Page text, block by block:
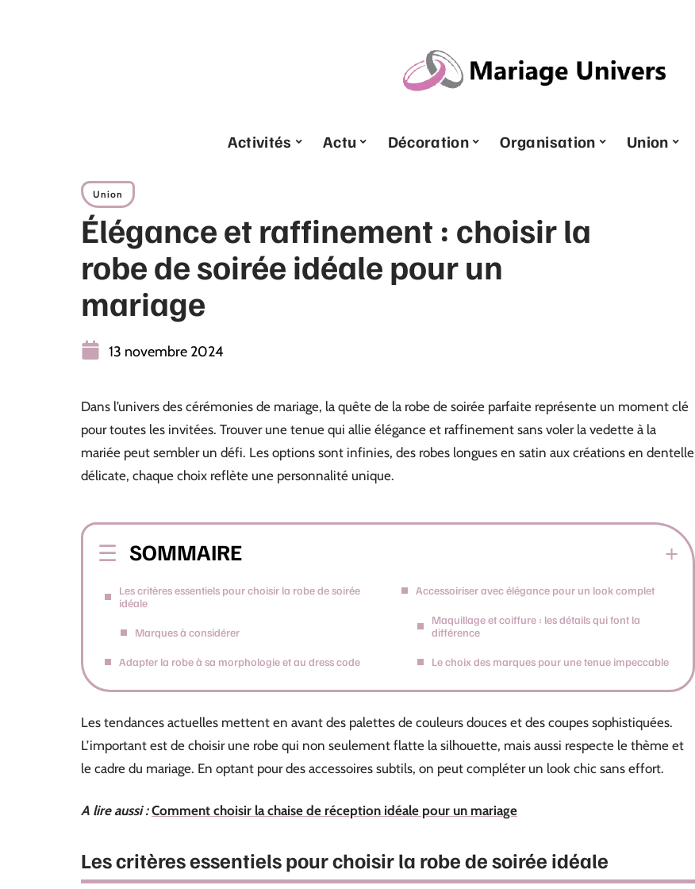
Activités Actu Décoration Organisation Union
Union
Élégance et raffinement : choisir la
robe de soirée idéale pour un
mariage
13 novembre 2024
Dans l’univers des cérémonies de mariage, la quête de la robe de soirée parfaite représente un moment clé
pour toutes les invitées. Trouver une tenue qui allie élégance et raffinement sans voler la vedette à la
mariée peut sembler un défi. Les options sont infinies, des robes longues en satin aux créations en dentelle
délicate, chaque choix reflète une personnalité unique.
SOMMAIRE
Les critères essentiels pour choisir la robe de soirée
idéale
Marques à considérer
Adapter la robe à sa morphologie et au dress code
Accessoiriser avec élégance pour un look complet
Maquillage et coiffure : les détails qui font la
différence
Le choix des marques pour une tenue impeccable
Les tendances actuelles mettent en avant des palettes de couleurs douces et des coupes sophistiquées.
L’important est de choisir une robe qui non seulement flatte la silhouette, mais aussi respecte le thème et
le cadre du mariage. En optant pour des accessoires subtils, on peut compléter un look chic sans effort.
A lire aussi : Comment choisir la chaise de réception idéale pour un mariage
Les critères essentiels pour choisir la robe de soirée idéale